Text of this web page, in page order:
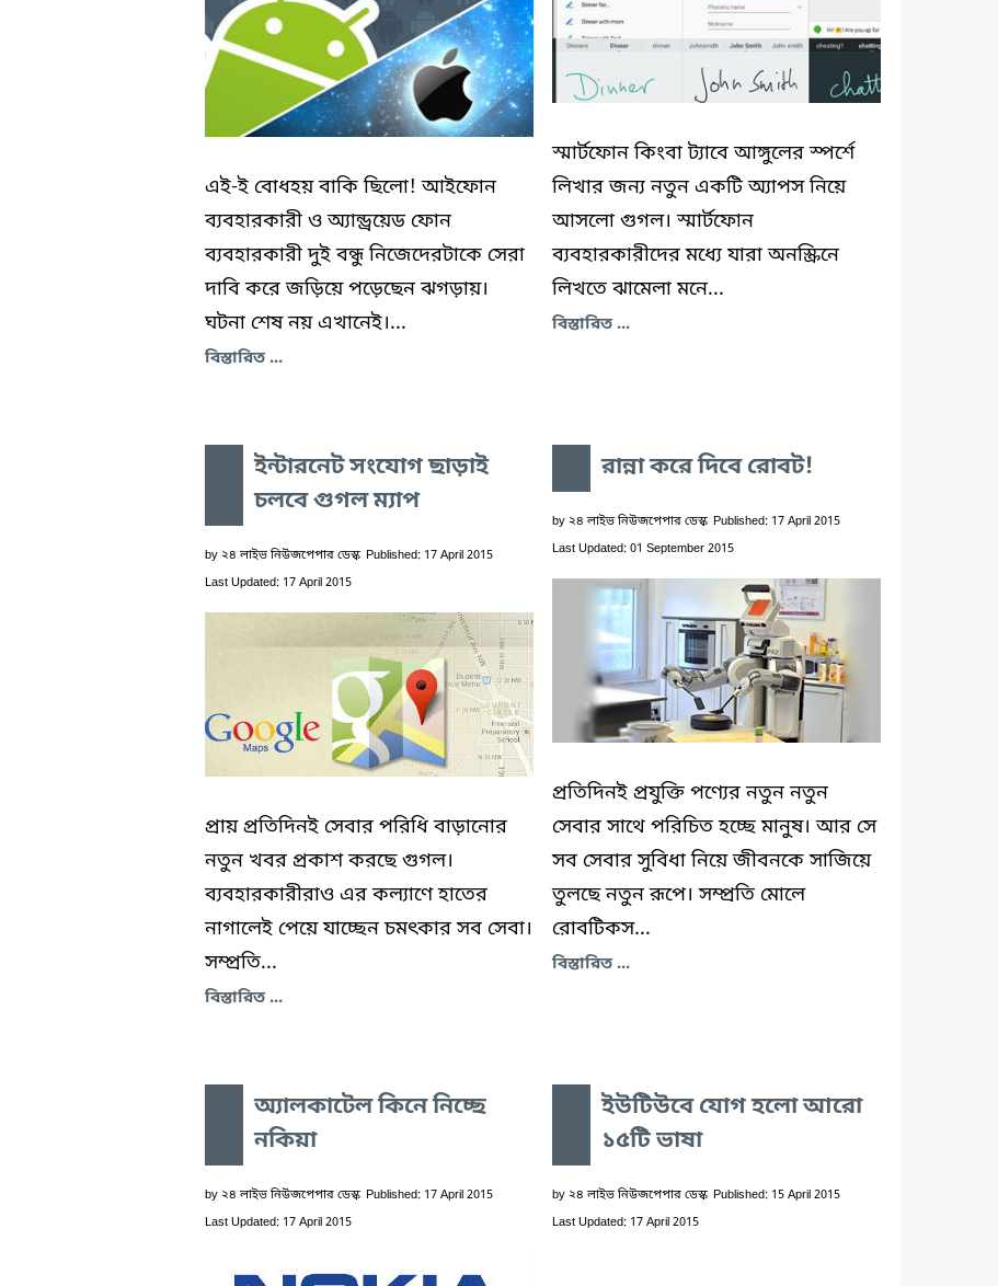
এই-ই বোধহয় বাকি ছিলো! আইফোন
ব্যবহারকারী ও অ্যান্ড্রয়েড ফোন
ব্যবহারকারী দুই বন্ধু নিজেদেরটাকে সেরা
দাবি করে জড়িয়ে পড়েছেন ঝগড়ায়।
ঘটনা শেষ নয় এখানেই।...
বিস্তারিত ...
স্মার্টফোন কিংবা ট্যাবে আঙ্গুলের স্পর্শে
লিখার জন্য নতুন একটি অ্যাপস নিয়ে
আসলো গুগল। স্মার্টফোন
ব্যবহারকারীদের মধ্যে যারা অনস্ক্রিনে
লিখতে ঝামেলা মনে...
বিস্তারিত ...
ইন্টারনেট সংযোগ ছাড়াই
চলবে গুগল ম্যাপ
by ২৪ লাইভ নিউজপেপার ডেস্ক Published: 17 April 2015
Last Updated: 17 April 2015
প্রায় প্রতিদিনই সেবার পরিধি বাড়ানোর
নতুন খবর প্রকাশ করছে গুগল।
ব্যবহারকারীরাও এর কল্যাণে হাতের
নাগালেই পেয়ে যাচ্ছেন চমৎকার সব সেবা।
সম্প্রতি...
বিস্তারিত ...
রান্না করে দিবে রোবট!
by ২৪ লাইভ নিউজপেপার ডেস্ক Published: 17 April 2015
Last Updated: 01 September 2015
প্রতিদিনই প্রযুক্তি পণ্যের নতুন নতুন
সেবার সাথে পরিচিত হচ্ছে মানুষ। আর সে
সব সেবার সুবিধা নিয়ে জীবনকে সাজিয়ে
তুলছে নতুন রূপে। সম্প্রতি মোলে
রোবটিকস...
বিস্তারিত ...
অ্যালকাটেল কিনে নিচ্ছে
নকিয়া
by ২৪ লাইভ নিউজপেপার ডেস্ক Published: 17 April 2015
Last Updated: 17 April 2015
ইউটিউবে যোগ হলো আরো
১৫টি ভাষা
by ২৪ লাইভ নিউজপেপার ডেস্ক Published: 15 April 2015
Last Updated: 17 April 2015